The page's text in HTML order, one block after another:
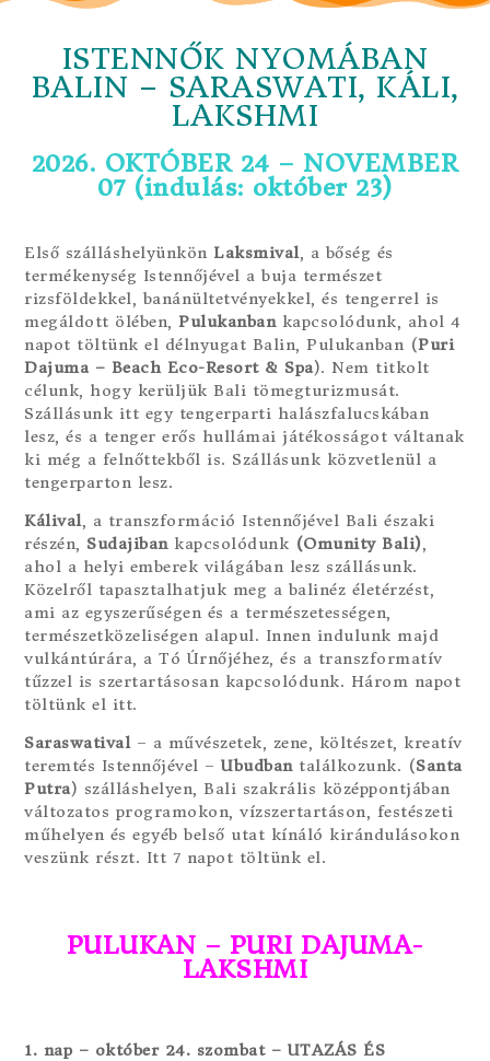
ISTENNŐK NYOMÁBAN
BALIN – SARASWATI, KÁLI,
LAKSHMI
2026. OKTÓBER 24 – NOVEMBER
07 (indulás: október 23)
Első szálláshelyünkön Laksmival, a bőség és
termékenység Istennőjével a buja természet
rizsföldekkel, banánültetvényekkel, és tengerrel is
megáldott ölében,Pulukanbankapcsolódunk, ahol 4
napot töltünk el délnyugat Balin, Pulukanban (Puri
Dajuma – Beach Eco-Resort & Spa). Nem titkolt
célunk, hogy kerüljük Bali tömegturizmusát.
Szállásunk itt egy tengerparti halászfalucskában
lesz, és a tenger erős hullámai játékosságot váltanak
ki még a felnőttekből is. Szállásunk közvetlenül a
tengerparton lesz.
Kálival, a transzformáció Istennőjével Bali északi
részén, Sudajibankapcsolódunk (Omunity Bali),
ahol a helyi emberek világában lesz szállásunk.
Közelről tapasztalhatjuk meg a balinéz életérzést,
ami az egyszerűségen és a természetességen,
természetközeliségen alapul. Innen indulunk majd
vulkántúrára, a Tó Úrnőjéhez, és a transzformatív
tűzzel is szertartásosan kapcsolódunk. Három napot
töltünk el itt.
Saraswatival– a művészetek, zene, költészet, kreatív
teremtés Istennőjével –Ubudbantalálkozunk. (Santa
Putra) szálláshelyen, Bali szakrális középpontjában
változatos programokon, vízszertartáson, festészeti
műhelyen és egyéb belső utat kínáló kirándulásokon
veszünk részt. Itt 7 napot töltünk el.
PULUKAN – PURI DAJUMA-
LAKSHMI
1. nap – október 24. szombat – UTAZÁS ÉS